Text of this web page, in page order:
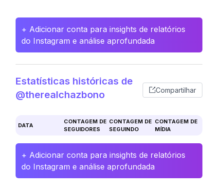
+ Adicionar conta para insights de relatórios
do Instagram e análise aprofundada
Estatísticas históricas de
@therealchazbono
Compartilhar
DATA
CONTAGEM DE
SEGUIDORES
CONTAGEM DE
SEGUINDO
CONTAGEM DE
MÍDIA
+ Adicionar conta para insights de relatórios
do Instagram e análise aprofundada